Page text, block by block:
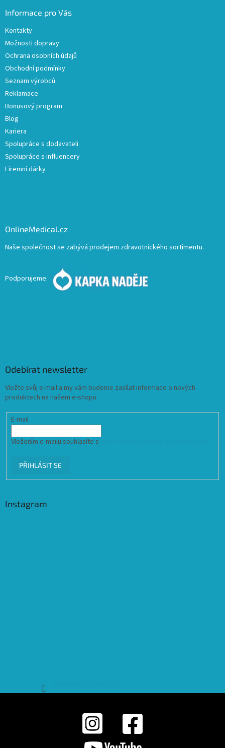
Informace pro Vás
Kontakty
Možnosti dopravy
Ochrana osobních údajů
Obchodní podmínky
Seznam výrobců
Reklamace
Bonusový program
Blog
Kariera
Spolupráce s dodavateli
Spolupráce s influencery
Firemní dárky
OnlineMedical.cz
Naše společnost se zabývá prodejem zdravotnického sortimentu.
Podporujeme:
Odebírat newsletter
Vložte svůj e-mail a my vám budeme zasílat informace o nových
produktech na našem e-shopu.
E-mail
Vložením e-mailu souhlasíte s
PŘIHLÁSIT SE
Instagram